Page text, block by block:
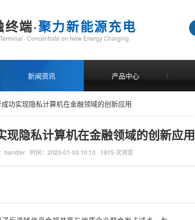
终端·聚力新能源充电
· Concentrate on New Energy Charging
新闻资讯 产品中心
功实现隐私计算机在金融领域的创新应用
现隐私计算机在金融领域的创新应用
handler 时间：2023-01-03 10:13 1915 次浏览